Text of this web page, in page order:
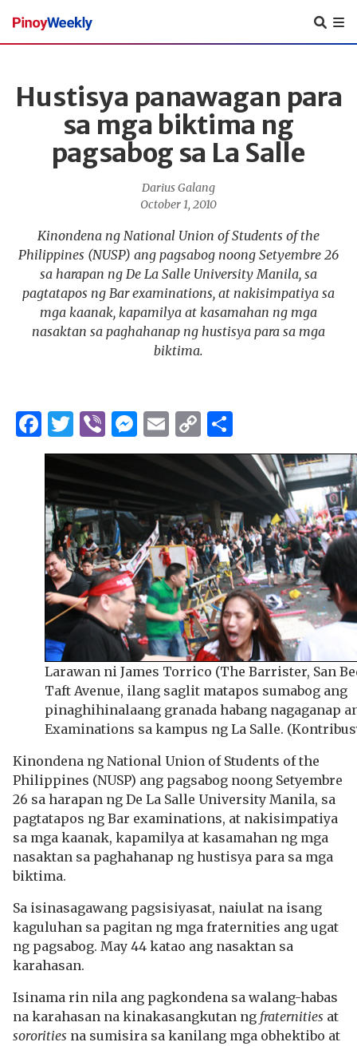
Pinoy
Weekly
Hustisya panawagan para
sa mga biktima ng
pagsabog sa La Salle
Darius Galang
October 1, 2010
Kinondena ng National Union of Students of the
Philippines (NUSP) ang pagsabog noong Setyembre 26
sa harapan ng De La Salle University Manila, sa
pagtatapos ng Bar examinations, at nakisimpatiya sa
mga kaanak, kapamilya at kasamahan ng mga
nasaktan sa paghahanap ng hustisya para sa mga
biktima.
Facebook
Twitter
ViberMessenger
Email
Copy
Link
Larawan ni James Torrico (The Barrister, San
Taft Avenue, ilang saglit matapos sumabog ang
pinaghihinalaang granada habang nagaganap
Examinations sa kampus ng La Salle.
Kinondena ng National Union of Students of the
Philippines (NUSP) ang pagsabog noong Setyembre
26 sa harapan ng De La Salle University Manila, sa
pagtatapos ng Bar examinations, at nakisimpatiya
sa mga kaanak, kapamilya at kasamahan ng mga
nasaktan sa paghahanap ng hustisya para sa mga
biktima.
Sa isinasagawang pagsisiyasat, naiulat na isang
kaguluhan sa pagitan ng mga fraternities ang ugat
ng pagsabog. May 44 katao ang nasaktan sa
karahasan.
Isinama rin nila ang pagkondena sa walang-habas
na karahasan na kinakasangkutan ng fraternities at
sororities na sumisira sa kanilang mga obhektibo at